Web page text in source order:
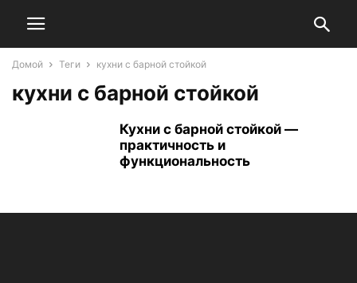
Домой Теги кухни с барной стойкой
кухни с барной стойкой
Кухни с барной стойкой —
практичность и
функциональность